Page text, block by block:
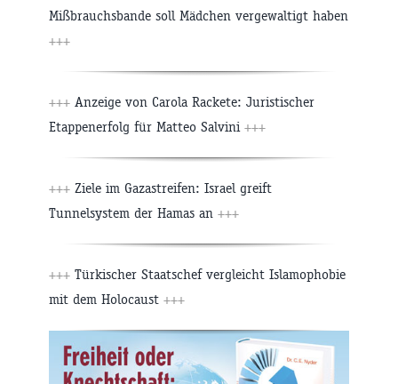
Mißbrauchsbande soll Mädchen vergewaltigt haben
+++
+++ Anzeige von Carola Rackete: Juristischer
Etappenerfolg für Matteo Salvini +++
+++ Ziele im Gazastreifen: Israel greift
Tunnelsystem der Hamas an +++
+++ Türkischer Staatschef vergleicht Islamophobie
mit dem Holocaust +++